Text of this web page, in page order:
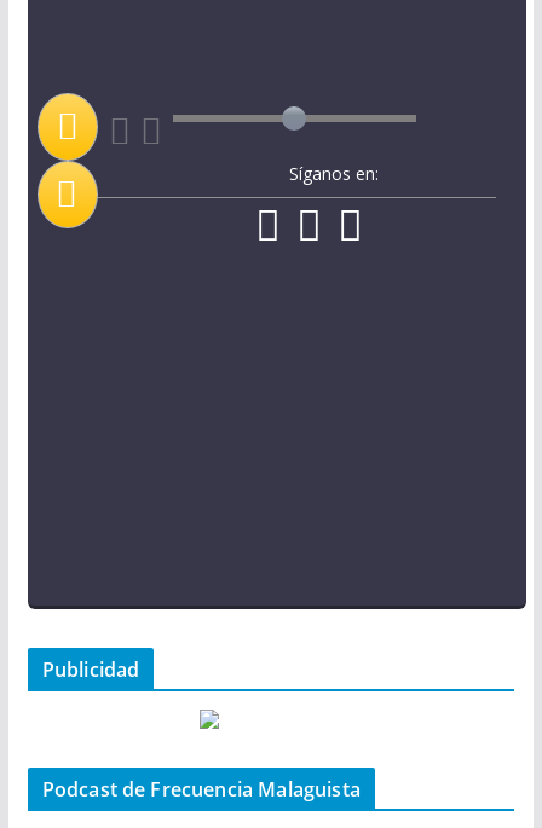
Síganos en:
Publicidad
Podcast de Frecuencia Malaguista